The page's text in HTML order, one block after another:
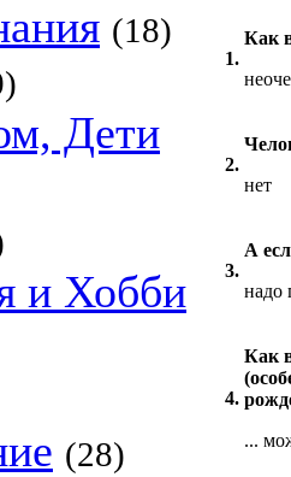
(18)
Дети
и Хобби
(28)
1.
Как
2.
нет
3.
А
надо
4.
Как
...